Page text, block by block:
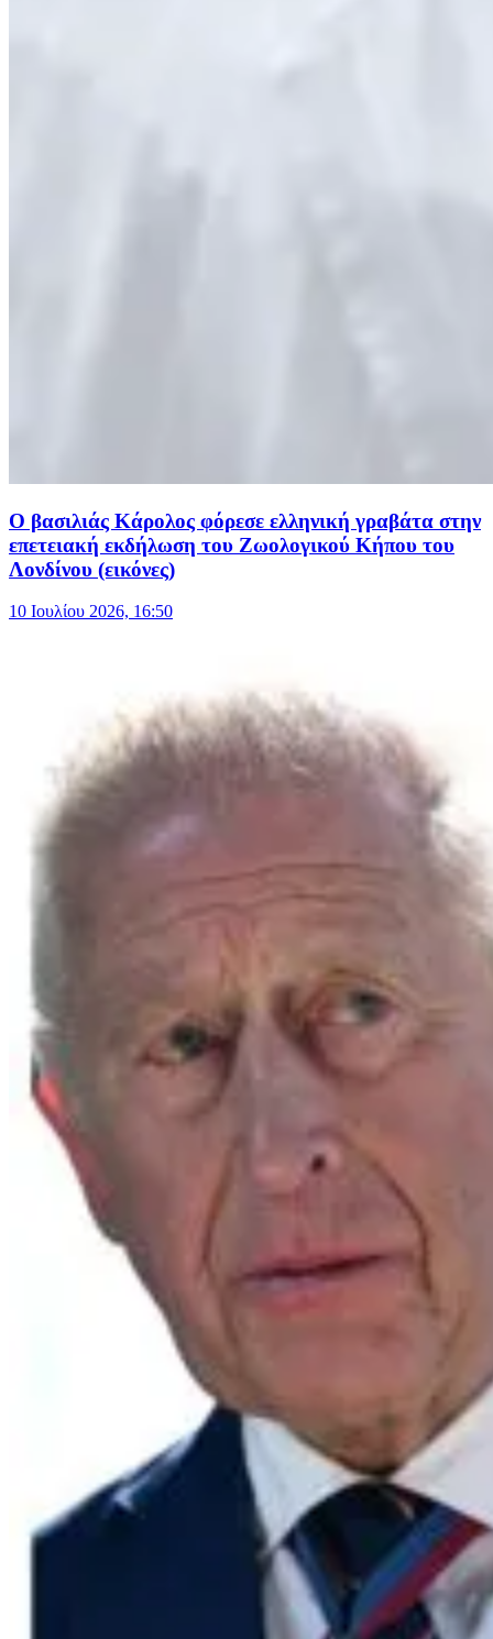
Ο βασιλιάς Κάρολος φόρεσε ελληνική γραβάτα στην
επετειακή εκδήλωση του Ζωολογικού Κήπου του
Λονδίνου (εικόνες)
10 Ιουλίου 2026, 16:50